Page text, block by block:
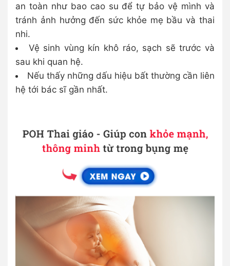
an toàn như bao cao su để tự bảo vệ mình và
tránh ảnh hưởng đến sức khỏe mẹ bầu và thai
nhi.
Vệ sinh vùng kín khô ráo, sạch sẽ trước và
sau khi quan hệ.
Nếu thấy những dấu hiệu bất thường cần liên
hệ tới bác sĩ gần nhất.